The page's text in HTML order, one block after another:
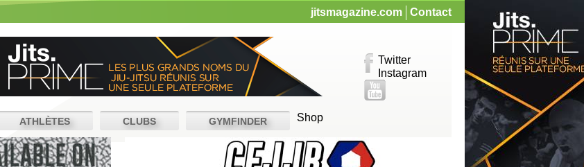
jitsmagazine.com Contact
Twitter
Instagram
ATHLÈTES CLUBS GYMFINDER Shop